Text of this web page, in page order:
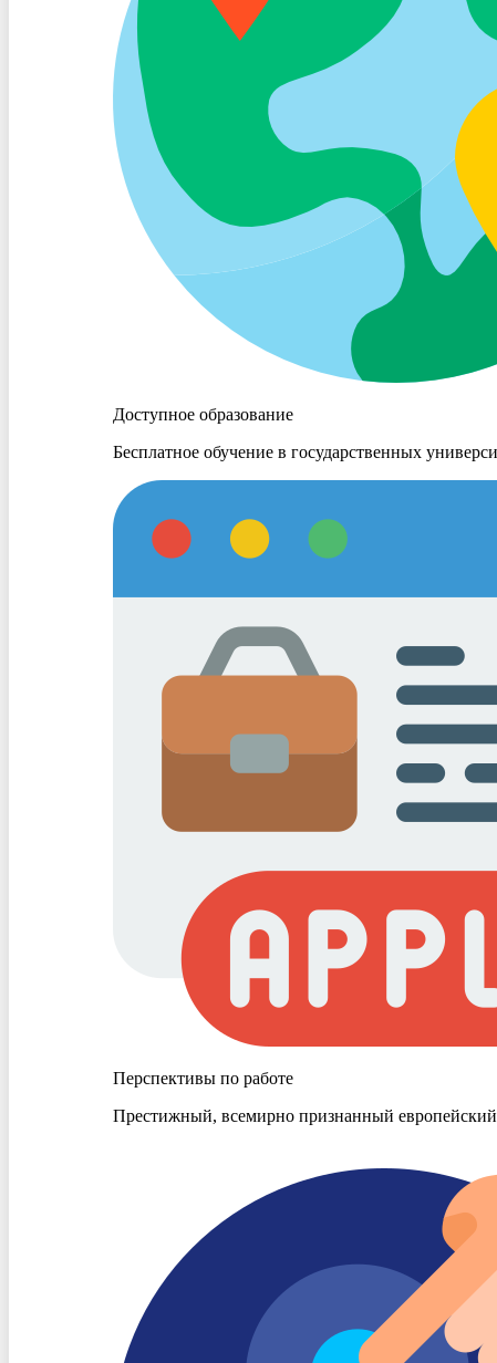
Доступное образование
Бесплатное обучение в государственных
Перспективы по работе
Престижный, всемирно признанный